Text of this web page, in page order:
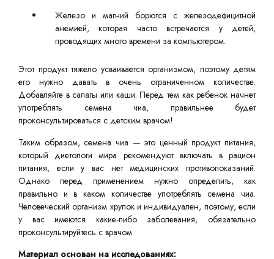
Железо и магний борются с железодефицитной
анемией, которая часто встречается у детей,
проводящих много времени за компьютером.
Этот продукт тяжело усваивается организмом, поэтому детям
его нужно давать в очень ограниченном количестве.
Добавляйте в салаты или каши. Перед тем как ребенок начнет
употреблять семена чиа, правильнее будет
проконсультироваться с детским врачом!
Таким образом, семена чиа — это ценный продукт питания,
который диетологи мира рекомендуют включать в рацион
питания, если у вас нет медицинских противопоказаний.
Однако перед применением нужно определить, как
правильно и в каком количестве употреблять семена чиа.
Человеческий организм хрупок и индивидуален, поэтому, если
у вас имеются какие-либо заболевания, обязательно
проконсультируйтесь с врачом.
Материал основан на исследованиях: